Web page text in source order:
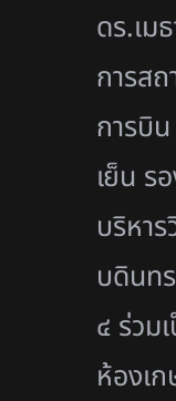
ดร.เม
การส
การบิ
เย็น ร
บริหาร
บดินท
๔ ร่วม
ห้องเ